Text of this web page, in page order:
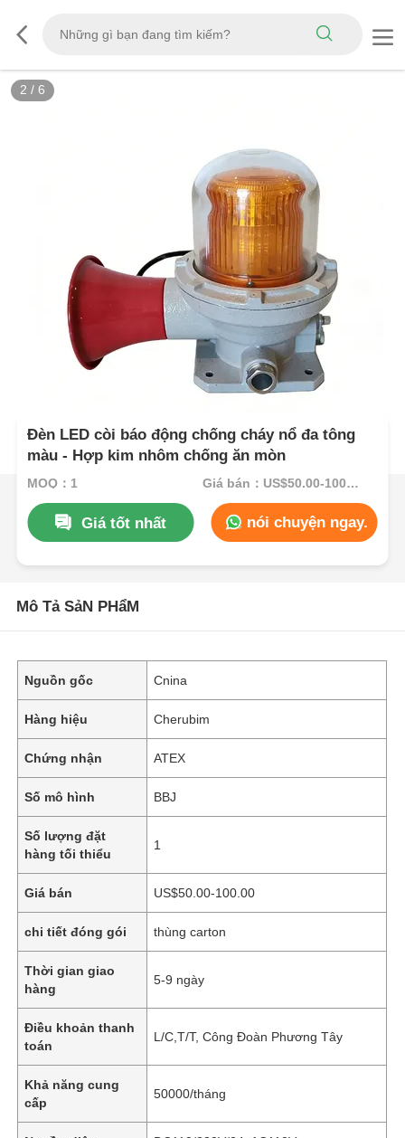
2 / 6
Đèn LED còi báo động chống cháy nổ đa tông
màu - Hợp kim nhôm chống ăn mòn
MOQ：1 Giá bán：US$50.00-100.00
Giá tốt nhất nói chuyện ngay.
Mô Tả SảN PHẩM
Nguồn gốc Cnina
Hàng hiệu Cherubim
Chứng nhận ATEX
Số mô hình BBJ
Số lượng đặt
hàng tối thiểu
1
Giá bán US$50.00-100.00
chi tiết đóng gói thùng carton
Thời gian giao
hàng
5-9 ngày
Điều khoản thanh
toán
L/C,T/T, Công Đoàn Phương Tây
Khả năng cung
cấp
50000/tháng